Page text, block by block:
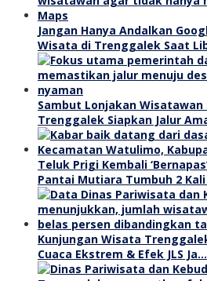
Jangan Hanya Andalkan
Wisata di Trenggalek Saat
Sambut Lonjakan Wisatawan
Trenggalek Siapkan Jalur
Teluk Prigi Kembali
Pantai Mutiara Tumbuh 2
Kunjungan Wisata
Cuaca Ekstrem & Efek JLS Ja…